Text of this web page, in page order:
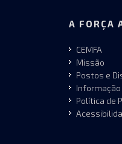
A FORÇA
CEMFA
Missão
Postos e
Informação
Política de